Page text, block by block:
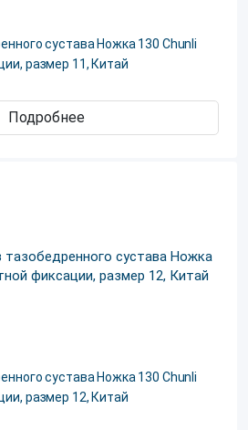
сустава Ножка 130 Chunli
размер 11, Китай
Подробнее
сустава Ножка 130 Chunli
размер 12, Китай